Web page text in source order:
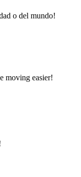
o del mundo!
moving easier!